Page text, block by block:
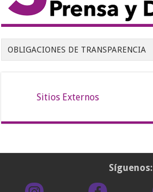
OBLIGACIONES DE TRANSPARENCIA
Sitios Externos
Síguenos: